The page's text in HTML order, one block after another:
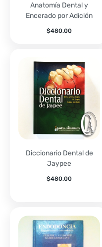
Anatomía Dental y
Encerado por Adición
$480.00
Diccionario Dental de
Jaypee
$480.00